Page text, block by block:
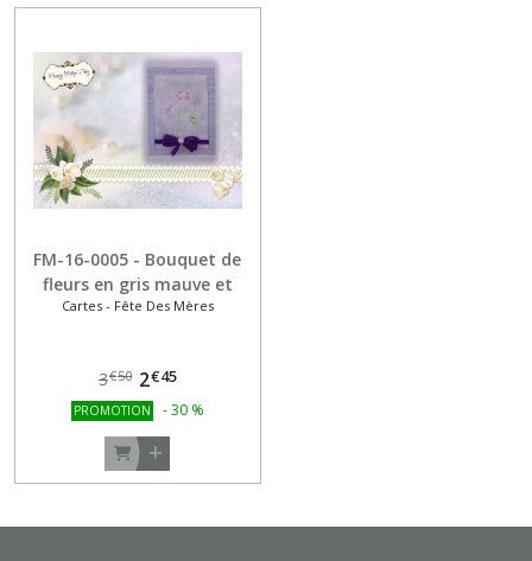
FM-16-0005 - Bouquet de
fleurs en gris mauve et
blanc
Cartes - Fête Des Mères
3€50 2€45
PROMOTION -30 %